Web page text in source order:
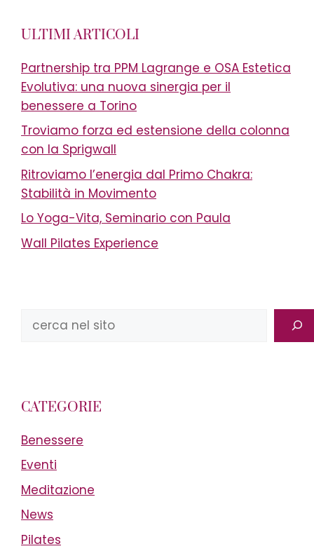
ULTIMI ARTICOLI
Partnership tra PPM Lagrange e OSA Estetica
Evolutiva: una nuova sinergia per il
benessere a Torino
Troviamo forza ed estensione della colonna
con la Sprigwall
Ritroviamo l’energia dal Primo Chakra:
Stabilità in Movimento
Lo Yoga-Vita, Seminario con Paula
Wall Pilates Experience
CATEGORIE
Benessere
Eventi
Meditazione
News
Pilates